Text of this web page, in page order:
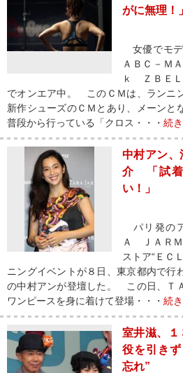
がに無理！」
女優でモデ
ＡＢＣ－Ｍ
ｋ ＺＢＥＬ
でオンエア中。 このＣＭは、ランニ
新作シューズのＣＭとあり、メーンと
普段から行っている「クロス・・・ 続
中村アン、
介 「試着
い！」
パリ発の
Ａ ＪＡＲ
ストア“ＥＣ
ニングイベントが８日、東京都内で行
の中村アンが登壇した。 この日、Ｔ
ワンピースを身に着けて登場・・・ 続
室井滋、
役を引き
忘れ”